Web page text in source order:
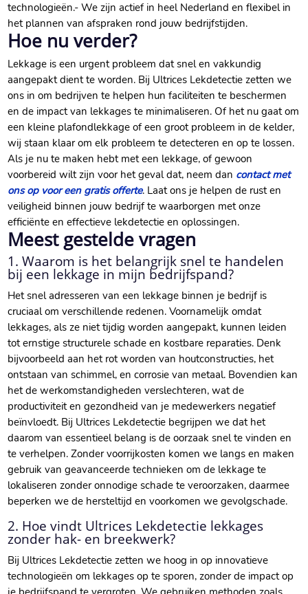
technologieën.​ - We zijn actief in heel Nederland en flexibel in
het plannen van afspraken rond jouw bedrijfstijden.​
Hoe nu verder?
Lekkage is een urgent probleem dat snel en vakkundig
aangepakt dient te worden.​ Bij Ultrices Lekdetectie zetten we
ons in om bedrijven te helpen hun faciliteiten te beschermen
en de impact van lekkages te minimaliseren.​ Of het nu gaat om
een kleine plafondlekkage of een groot probleem in de kelder,
wij staan klaar om elk probleem te detecteren en op te lossen.​
Als je nu te maken hebt met een lekkage, of gewoon
voorbereid wilt zijn voor het geval dat, neem dan contact met
ons op voor een gratis offerte.​ Laat ons je helpen de rust en
veiligheid binnen jouw bedrijf te waarborgen met onze
efficiënte en effectieve lekdetectie en oplossingen.​
Meest gestelde vragen
1.​ Waarom is het belangrijk snel te handelen
bij een lekkage in mijn bedrijfspand?
Het snel adresseren van een lekkage binnen je bedrijf is
cruciaal om verschillende redenen.​ Voornamelijk omdat
lekkages, als ze niet tijdig worden aangepakt, kunnen leiden
tot ernstige structurele schade en kostbare reparaties.​ Denk
bijvoorbeeld aan het rot worden van houtconstructies, het
ontstaan van schimmel, en corrosie van metaal.​ Bovendien kan
het de werkomstandigheden verslechteren, wat de
productiviteit en gezondheid van je medewerkers negatief
beïnvloedt.​ Bij Ultrices Lekdetectie begrijpen we dat het
daarom van essentieel belang is de oorzaak snel te vinden en
te verhelpen.​ Zonder voorrijkosten komen we langs en maken
gebruik van geavanceerde technieken om de lekkage te
lokaliseren zonder onnodige schade te veroorzaken, daarmee
beperken we de hersteltijd en voorkomen we gevolgschade.​
2.​ Hoe vindt Ultrices Lekdetectie lekkages
zonder hak- en breekwerk?
Bij Ultrices Lekdetectie zetten we hoog in op innovatieve
technologieën om lekkages op te sporen, zonder de impact op